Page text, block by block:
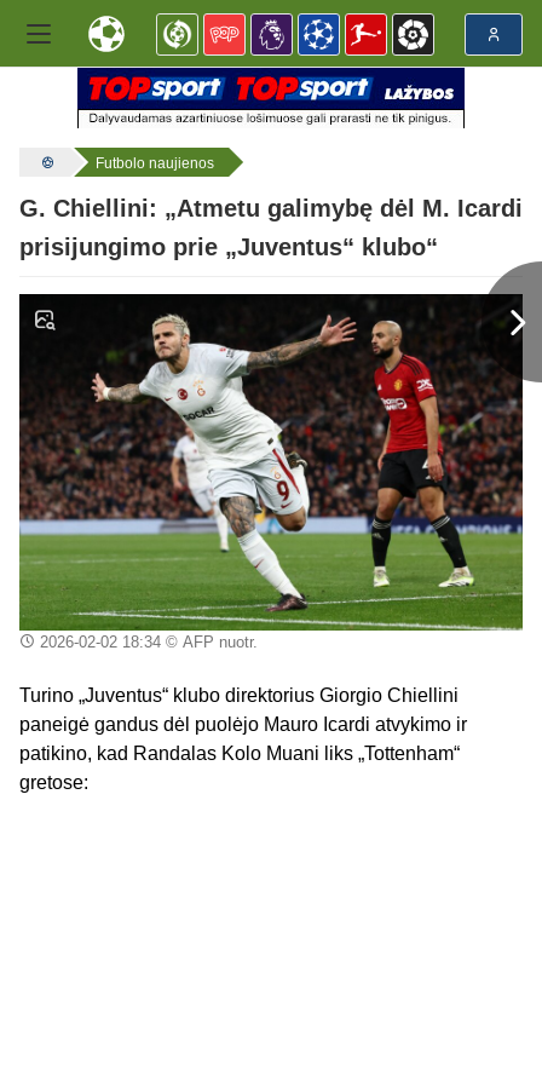
Futbolo naujienos
G. Chiellini: „Atmetu galimybę dėl M. Icardi
prisijungimo prie „Juventus“ klubo“
2026-02-02 18:34© AFP nuotr.
Turino „Juventus“ klubo direktorius Giorgio Chiellini
paneigė gandus dėl puolėjo Mauro Icardi atvykimo ir
patikino, kad Randalas Kolo Muani liks „Tottenham“
gretose: